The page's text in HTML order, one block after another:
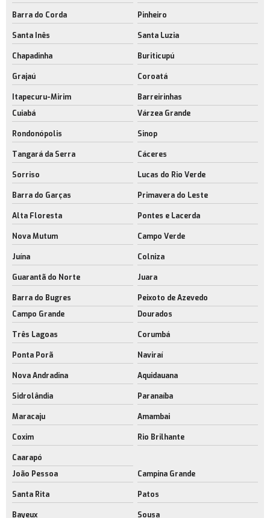
Barra do Corda Pinheiro
Santa Inês Santa Luzia
Chapadinha Buriticupú
Grajaú Coroatá
Itapecuru-Mirim
Barreirinhas
Cuiabá
Várzea Grande
Rondonópolis Sinop
Tangará da Serra Cáceres
Sorriso Lucas do Rio Verde
Barra do Garças Primavera do Leste
Alta Floresta Pontes e Lacerda
Nova Mutum Campo Verde
Juína Colniza
Guarantã do Norte Juara
Barra do Bugres
Peixoto de Azevedo
Campo Grande
Dourados
Três Lagoas Corumbá
Ponta Porã Naviraí
Nova Andradina Aquidauana
Sidrolândia Paranaíba
Maracaju Amambai
Coxim Rio Brilhante
Caarapó
João Pessoa
Campina Grande
Santa Rita Patos
Bayeux Sousa